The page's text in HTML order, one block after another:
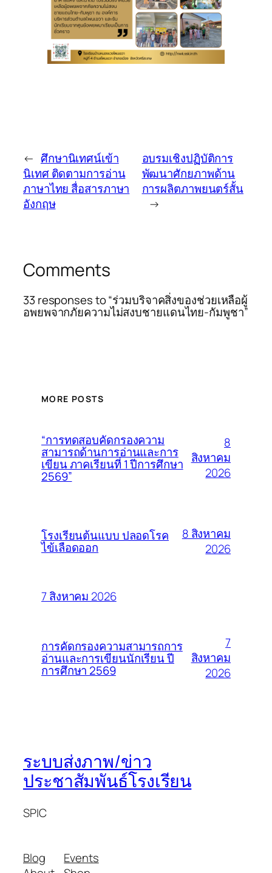
← ศึกษานิเทศน์เข้า
นิเทศ ติดตามการอ่าน
ภาษาไทย สื่อสารภาษา
อังกฤษ
อบรมเชิงปฏิบัติการ
พัฒนาศักยภาพด้าน
การผลิตภาพยนตร์สั้น
→
Comments
33 responses to “ร่วมบริจาคสิ่งของช่วยเหลือผู้
อพยพจากภัยความไม่สงบชายแดนไทย-กัมพูชา”
MORE POSTS
“การทดสอบคัดกรองความ
สามารถด้านการอ่านและการ
เขียน ภาคเรียนที่ 1 ปีการศึกษา
2569”
8
สิงหาคม
2026
โรงเรียนต้นแบบ ปลอดโรค
ไข้เลือดออก
8 สิงหาคม
2026
7 สิงหาคม 2026
การคัดกรองความสามารถการ
อ่านและการเขียนนักเรียน ปี
การศึกษา 2569
7
สิงหาคม
2026
ระบบส่งภาพ/ข่าว
ประชาสัมพันธ์โรงเรียน
SPIC
Blog
Events